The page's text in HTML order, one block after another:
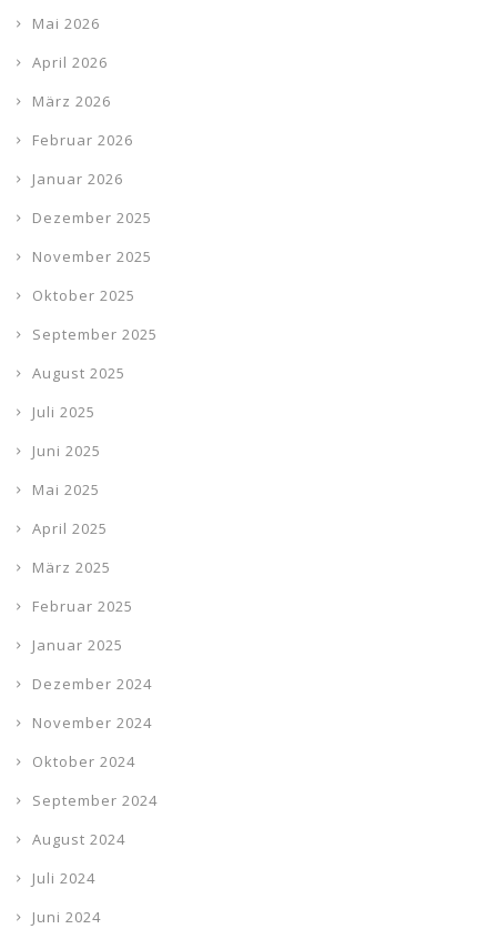
Mai 2026
April 2026
März 2026
Februar 2026
Januar 2026
Dezember 2025
November 2025
Oktober 2025
September 2025
August 2025
Juli 2025
Juni 2025
Mai 2025
April 2025
März 2025
Februar 2025
Januar 2025
Dezember 2024
November 2024
Oktober 2024
September 2024
August 2024
Juli 2024
Juni 2024